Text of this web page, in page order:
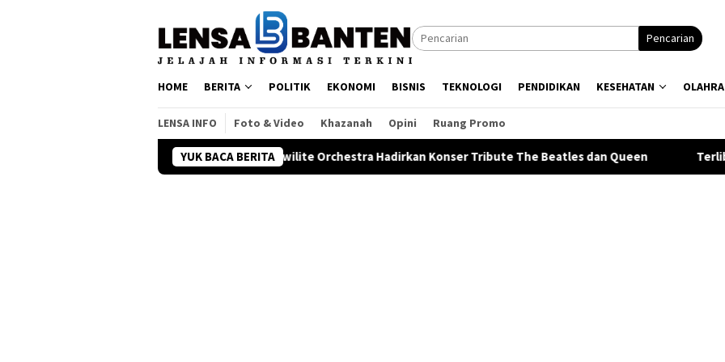
Pencarian
HOME BERITA POLITIK EKONOMI BISNIS TEKNOLOGI PENDIDIKAN KESEHATAN
LENSA INFO Foto & Video Khazanah Opini Ruang Promo
YUK BACA BERITA
Twilite Orchestra Hadirkan Konser Tribute The Beatles dan Queen Terlibat Judi dan Penipuan